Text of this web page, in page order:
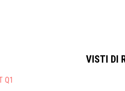
VISTI DI